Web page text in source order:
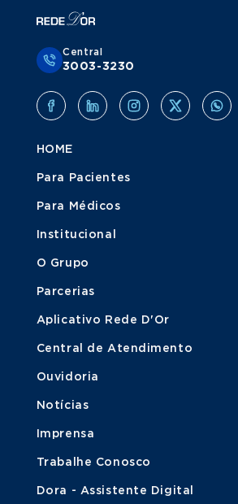
Central
3003-3230
HOME
Para Pacientes
Para Médicos
Institucional
O Grupo
Parcerias
Aplicativo Rede D'Or
Central de Atendimento
Ouvidoria
Notícias
Imprensa
Trabalhe Conosco
Dora - Assistente Digital